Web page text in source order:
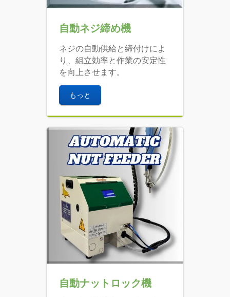
自動ネジ締め機
ネジの自動供給と締付けによ
り、組立効率と作業の安定性
を向上させます。
もっと
自動ナットロック機